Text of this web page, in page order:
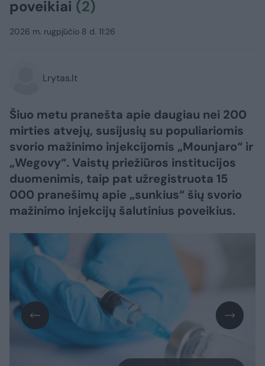
poveikiai (2)
2026 m. rugpjūčio 8 d. 11:26
Lrytas.lt
Šiuo metu pranešta apie daugiau nei 200
mirties atvejų, susijusių su populiariomis
svorio mažinimo injekcijomis „Mounjaro“ ir
„Wegovy“. Vaistų priežiūros institucijos
duomenimis, taip pat užregistruota 15
000 pranešimų apie „sunkius“ šių svorio
mažinimo injekcijų šalutinius poveikius.